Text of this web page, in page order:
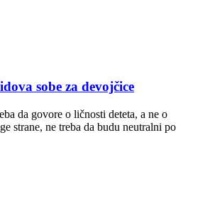
sobe za devojčice
da govore o ličnosti deteta, a ne o
strane, ne treba da budu neutralni po